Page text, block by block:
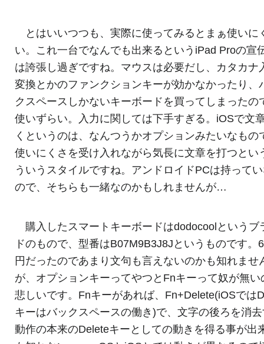
とはいいつつも、実際に使ってみるとまぁ使いに
い。これ一台でなんでも出来るというiPad Proの宣
は誇張し過ぎですね。マウスは必要だし、カタカナ
変換とかのファンクションキーが効かなかったり、
クスペースしかないキーボードを買ってしまったの
使いずらい。入力に関しては下手すぎる。iOSで文
くというのは、なんつうかオプションみたいなもの
使いにくさを受け入れながら気長に文章を打つとい
ういうスタイルですね。アンドロイドPCは持って
ので、そちらも一緒なのかもしれませんが…
購入したスマートキーボードはdodocoolというブ
ドのもので、型番はB07M9B3J8Jというものです。
円だったのであまり文句も言えないのかも知れませ
が、オプションキーってやつとFnキーって奴が無い
悲しいです。Fnキーがあれば、Fn+Delete(iOSでは
キーはバックスペースの働き)で、文字の後ろを消
動作の本来のDeleteキーとしての動きを得る事が出